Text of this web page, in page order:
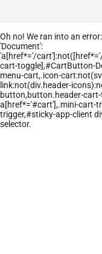
Oh no! We ran into an error:
'Document':
'a[href*='/
cart-toggle],#CartButton-
menu-cart,.icon-
link:not(div.header-
button,button.header-
a[href*='#cart'],.mini-cart-
trigger,#sticky-app-client
selector.